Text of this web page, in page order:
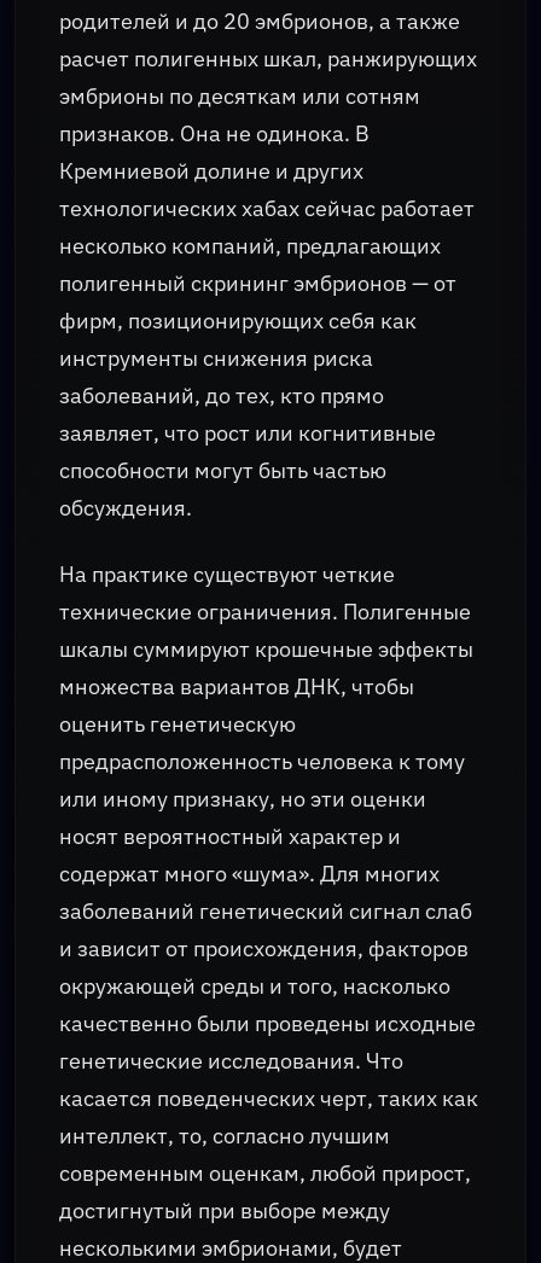
родителей и до 20 эмбрионов, а также
расчет полигенных шкал, ранжирующих
эмбрионы по десяткам или сотням
признаков. Она не одинока. В
Кремниевой долине и других
технологических хабах сейчас работает
несколько компаний, предлагающих
полигенный скрининг эмбрионов — от
фирм, позиционирующих себя как
инструменты снижения риска
заболеваний, до тех, кто прямо
заявляет, что рост или когнитивные
способности могут быть частью
обсуждения.
На практике существуют четкие
технические ограничения. Полигенные
шкалы суммируют крошечные эффекты
множества вариантов ДНК, чтобы
оценить генетическую
предрасположенность человека к тому
или иному признаку, но эти оценки
носят вероятностный характер и
содержат много «шума». Для многих
заболеваний генетический сигнал слаб
и зависит от происхождения, факторов
окружающей среды и того, насколько
качественно были проведены исходные
генетические исследования. Что
касается поведенческих черт, таких как
интеллект, то, согласно лучшим
современным оценкам, любой прирост,
достигнутый при выборе между
несколькими эмбрионами, будет